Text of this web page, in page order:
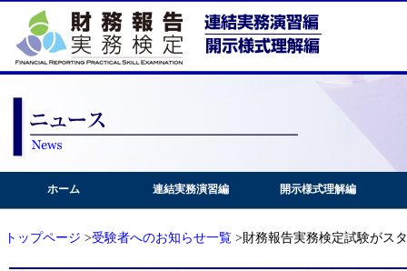
ホーム 連結実務演習編 開示様式理解編
トップページ >受験者へのお知らせ一覧 >財務報告実務検定試験がス